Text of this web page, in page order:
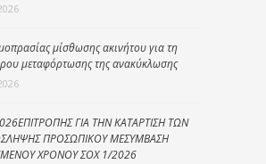
μίσθωσης ακινήτου για τη
μεταφόρτωσης της ανακύκλωσης
ΓΙΑ ΤΗΝ ΚΑΤΑΡΤΙΣΗ ΤΩΝ
ΠΡΟΣΩΠΙΚΟΥ ΜΕΣΥΜΒΑΣΗ
ΧΡΟΝΟΥ ΣΟΧ 1/2026